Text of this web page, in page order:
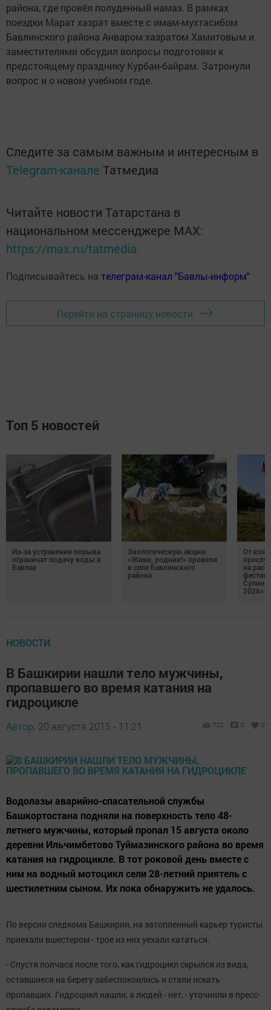
района, где провёл полуденный намаз. В рамках
поездки Марат хазрат вместе с имам-мухтасибом
Бавлинского района Анваром хазратом Хамитовым и
заместителями обсудил вопросы подготовки к
предстоящему празднику Курбан-байрам. Затронули
вопрос и о новом учебном годе.
Следите за самым важным и интересным в
Telegram-канале Татмедиа
Читайте новости Татарстана в
национальном мессенджере MАХ:
https://max.ru/tatmedia
Подписывайтесь на телеграм-канал "Бавлы-информ"
Перейти на страницу новости
Топ 5 новостей
Из-за устранения порыва
ограничат подачу воды в
Бавлах
Экологическую акцию
«Живи, родник!» провели
в селе Бавлинского
района
От
на
2026»
НОВОСТИ
В Башкирии нашли тело мужчины,
пропавшего во время катания на
гидроцикле
Автор, 20 августа 2015 - 11:21 722 0 0
Водолазы аварийно-спасательной службы
Башкортостана подняли на поверхность тело 48-
летнего мужчины, который пропал 15 августа около
деревни Ильчимбетово Туймазинского района во время
катания на гидроцикле. В тот роковой день вместе с
ним на водный мотоцикл сели 28-летний приятель с
шестилетним сыном. Их пока обнаружить не удалось.
По версии следкома Башкирии, на затопленный карьер туристы
приехали вшестером - трое из них уехали кататься.
- Спустя полчаса после того, как гидроцикл скрылся из вида,
оставшиеся на берегу забеспокоились и стали искать
пропавших. Гидроцикл нашли, а людей - нет, - уточнили в пресс-